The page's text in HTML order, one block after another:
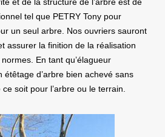
tel que PETRY Tony pour
un seul arbre. Nos ouvriers sauront
assurer la finition de la réalisation
En tant qu’élagueur
étêtage d’arbre bien achevé sans
soit pour l’arbre ou le terrain.